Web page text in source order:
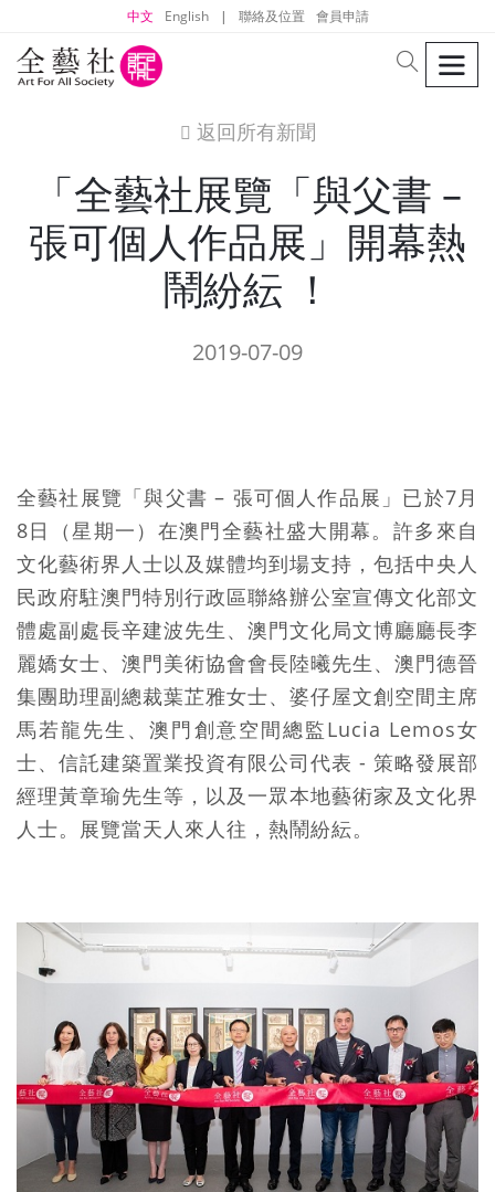
中文 English | 聯絡及位置 會員申請
search
icon
返回所有新聞
「全藝社展覽「與父書 –
張可個人作品展」開幕熱
鬧紛紜 ！
2019-07-09
全藝社展覽「與父書 – 張可個人作品展」已於7月
8日（星期一）在澳門全藝社盛大開幕。許多來自
文化藝術界人士以及媒體均到場支持，包括中央人
民政府駐澳門特別行政區聯絡辦公室宣傳文化部文
體處副處長辛建波先生、澳門文化局文博廳廳長李
麗嬌女士、澳門美術協會會長陸曦先生、澳門德晉
集團助理副總裁葉芷雅女士、婆仔屋文創空間主席
馬若龍先生、澳門創意空間總監Lucia Lemos女
士、信託建築置業投資有限公司代表 - 策略發展部
經理黃章瑜先生等，以及一眾本地藝術家及文化界
人士。展覽當天人來人往，熱鬧紛紜。